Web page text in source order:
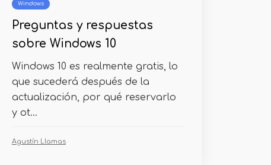
Windows
Preguntas y respuestas
sobre Windows 10
Windows 10 es realmente gratis, lo
que sucederá después de la
actualización, por qué reservarlo
y ot...
Agustín Llamas